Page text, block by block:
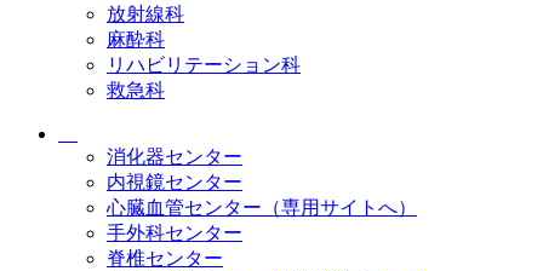
放射線科
麻酔科
リハビリテーション科
救急科
消化器センター
内視鏡センター
心臓血管センター（専用サイトへ）
手外科センター
脊椎センター